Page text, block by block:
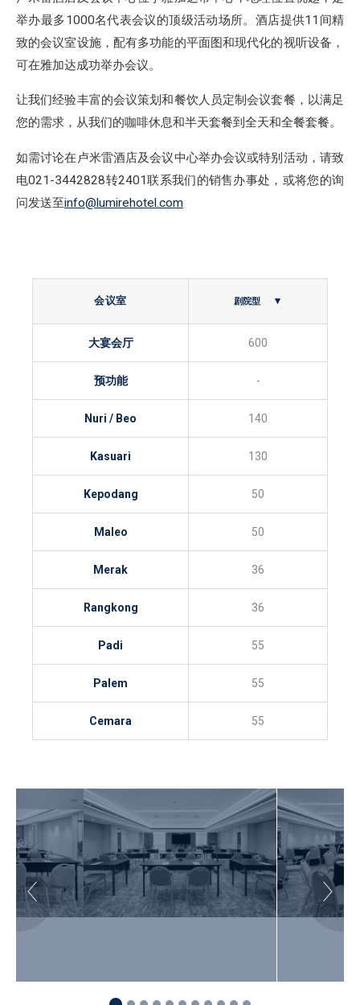
举办最多1000名代表会议的顶级活动场所。酒店提供11间精
致的会议室设施，配有多功能的平面图和现代化的视听设备，
可在雅加达成功举办会议。
让我们经验丰富的会议策划和餐饮人员定制会议套餐，以满足
您的需求，从我们的咖啡休息和半天套餐到全天和全餐套餐。
如需讨论在卢米雷酒店及会议中心举办会议或特别活动，请致
电021-3442828转2401联系我们的销售办事处，或将您的询
问发送至info@lumirehotel.com
会议室
大宴会厅 600
预功能 -
Nuri / Beo 140
Kasuari 130
Kepodang 50
Maleo 50
Merak 36
Rangkong 36
Padi 55
Palem 55
Cemara 55